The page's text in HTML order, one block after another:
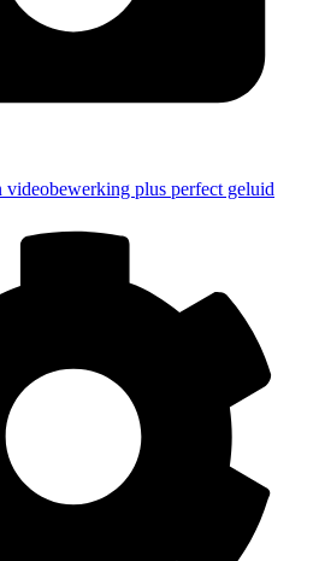
videobewerking plus perfect geluid